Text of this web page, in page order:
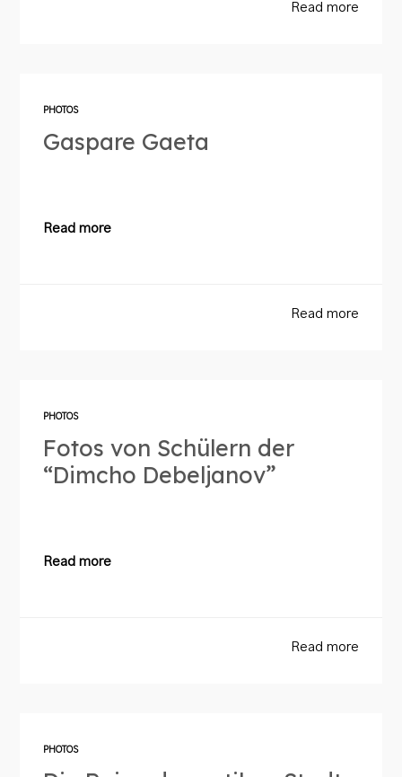
Read more
PHOTOS
Gaspare Gaeta
Read more
Read more
PHOTOS
Fotos von Schülern der
“Dimcho Debeljanov”
Read more
Read more
PHOTOS